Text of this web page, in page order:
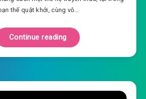
thế quật khởi, cùng vô…
Continue reading